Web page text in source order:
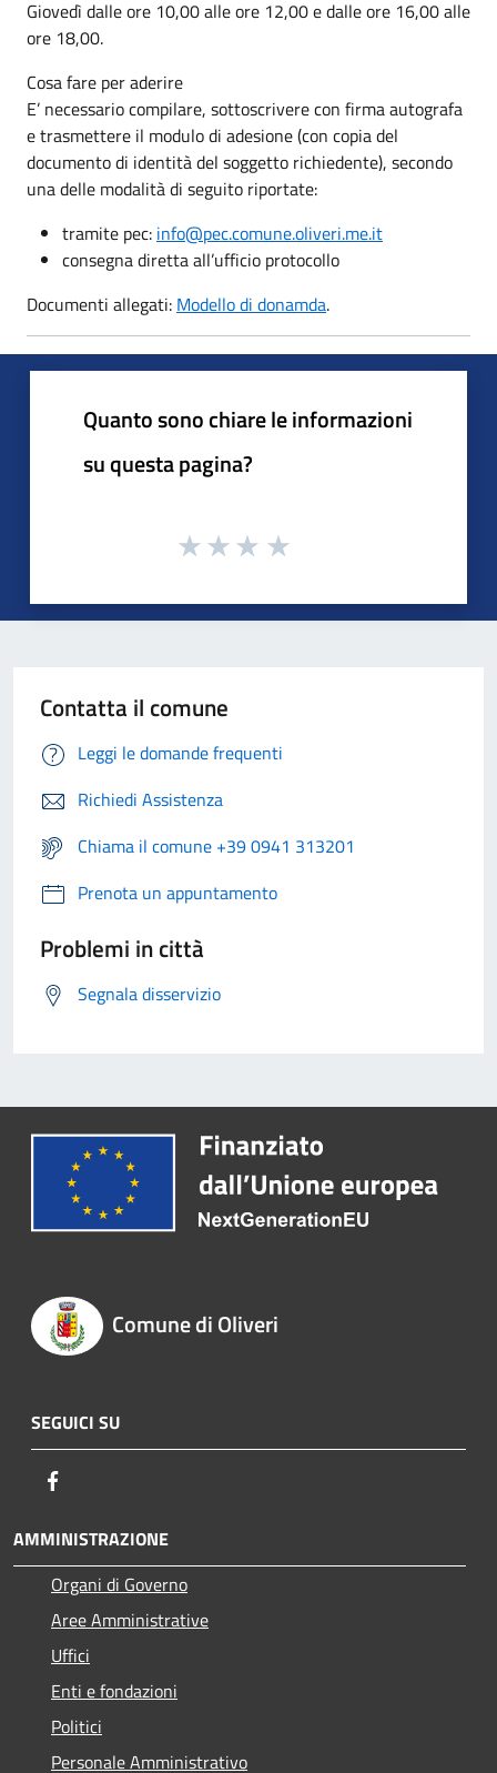
Giovedì dalle ore 10,00 alle ore 12,00 e dalle ore 16,00 alle
ore 18,00.
Cosa fare per aderire
E’ necessario compilare, sottoscrivere con firma autografa
e trasmettere il modulo di adesione (con copia del
documento di identità del soggetto richiedente), secondo
una delle modalità di seguito riportate:
tramite pec: info@pec.comune.oliveri.me.it
consegna diretta all’ufficio protocollo
Documenti allegati: Modello di donamda.
Quanto sono chiare le informazioni
su questa pagina?
Contatta il comune
Leggi le domande frequenti
Richiedi Assistenza
Chiama il comune +39 0941 313201
Prenota un appuntamento
Problemi in città
Segnala disservizio
Comune di Oliveri
SEGUICI SU
AMMINISTRAZIONE
Organi di Governo
Aree Amministrative
Uffici
Enti e fondazioni
Politici
Personale Amministrativo